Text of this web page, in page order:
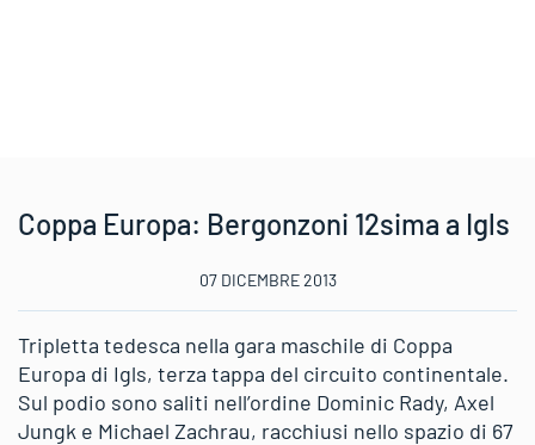
Coppa Europa: Bergonzoni 12sima a Igls
07 DICEMBRE 2013
Tripletta tedesca nella gara maschile di Coppa
Europa di Igls, terza tappa del circuito continentale.
Sul podio sono saliti nell’ordine Dominic Rady, Axel
Jungk e Michael Zachrau, racchiusi nello spazio di 67